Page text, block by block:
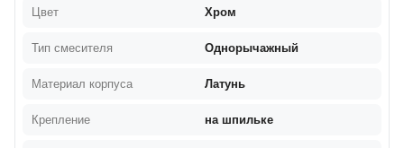
Цвет Хром
Тип смесителя Однорычажный
Материал корпуса Латунь
Крепление на шпильке